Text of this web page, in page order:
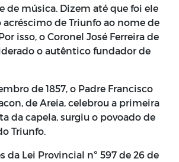
de música. Dizem até que foi ele
de Triunfo ao nome de
isso, o Coronel José Ferreira de
o autêntico fundador de
de 1857, o Padre Francisco
de Areia, celebrou a primeira
da capela, surgiu o povoado de
Triunfo.
da Lei Provincial nº 597 de 26 de